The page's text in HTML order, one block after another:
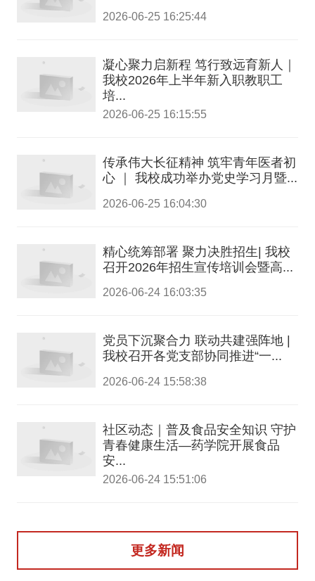
2026-06-25 16:25:44
凝心聚力启新程 笃行致远育新人｜
我校2026年上半年新入职教职工
培...
2026-06-25 16:15:55
传承伟大长征精神 筑牢青年医者初
心 ｜ 我校成功举办党史学习月暨...
2026-06-25 16:04:30
精心统筹部署 聚力决胜招生| 我校
召开2026年招生宣传培训会暨高...
2026-06-24 16:03:35
党员下沉聚合力 联动共建强阵地 |
我校召开各党支部协同推进“一...
2026-06-24 15:58:38
社区动态｜普及食品安全知识 守护
青春健康生活—药学院开展食品
安...
2026-06-24 15:51:06
更多新闻